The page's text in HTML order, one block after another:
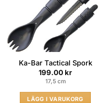
Ka-Bar Tactical Spork
199.00 kr
17,5 cm
LÄGG I VARUKORG